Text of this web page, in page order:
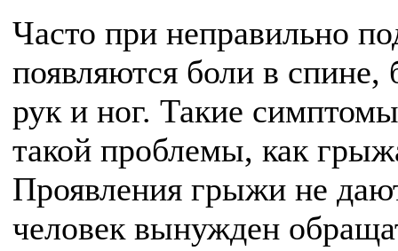
Часто при неправильно
появляются боли в спине,
рук и ног. Такие
такой проблемы, как
Проявления грыжи не
человек вынужден